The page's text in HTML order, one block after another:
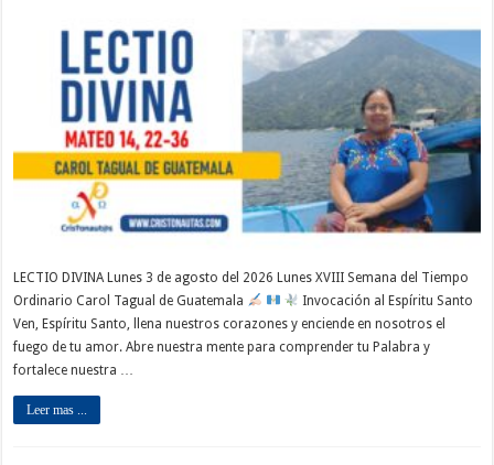
LECTIO DIVINA Lunes 3 de agosto del 2026 Lunes XVIII Semana del Tiempo
Ordinario Carol Tagual de Guatemala
Invocación al Espíritu Santo
Ven, Espíritu Santo, llena nuestros corazones y enciende en nosotros el
fuego de tu amor. Abre nuestra mente para comprender tu Palabra y
fortalece nuestra …
Leer mas ...